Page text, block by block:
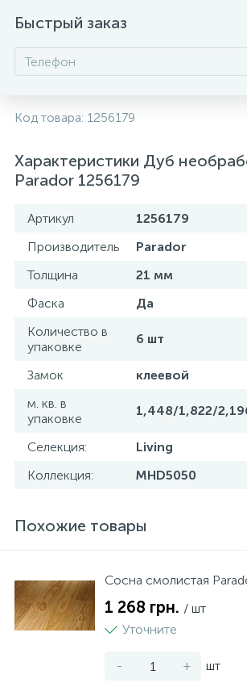
Быстрый заказ
Код товара: 1256179
Характеристики Дуб
Parador 1256179
Артикул
1256179
Производитель
Parador
Толщина
21 мм
Фаска
Да
Количество в
упаковке
6 шт
Замок
клеевой
м. кв. в
упаковке
1,448/1,822/
Селекция:
Living
Коллекция:
MHD5050
Похожие товары
Сосна смолистая
1 268 грн. / шт
Уточните
- + шт